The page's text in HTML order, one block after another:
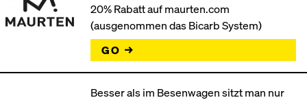
20% Rabatt auf maurten.com
(ausgenommen das Bicarb System)
GO →
Besser als im Besenwagen sitzt man nur